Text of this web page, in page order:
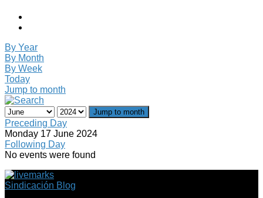
By Year
By Month
By Week
Today
Jump to month
Jump to month
Preceding Day
Monday 17 June 2024
Following Day
No events were found
Sindicación Blog